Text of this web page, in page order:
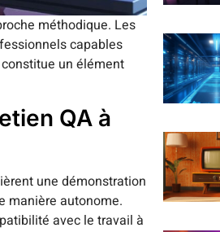
méthodique. Les
capables
un élément
QA à
une démonstration
manière autonome.
avec le travail à